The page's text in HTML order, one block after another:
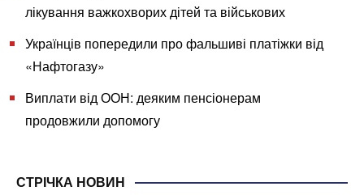
лікування важкохворих дітей та військових
Українців попередили про фальшиві платіжки від
«Нафтогазу»
Виплати від ООН: деяким пенсіонерам
продовжили допомогу
СТРІЧКА НОВИН